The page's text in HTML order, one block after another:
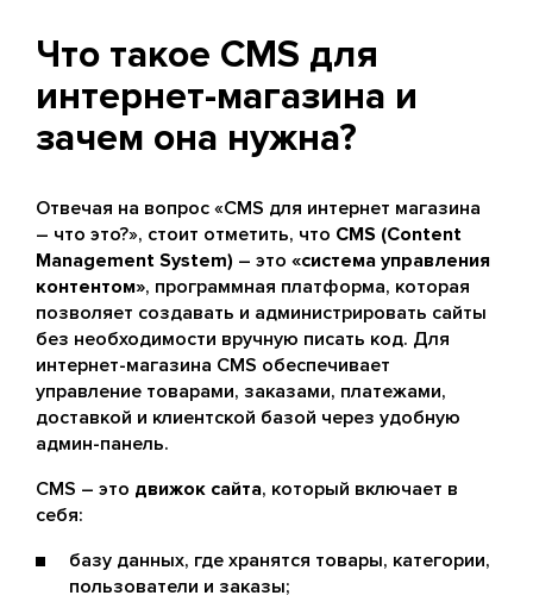
Что такое CMS для
интернет-магазина и
зачем она нужна?
Отвечая на вопрос «CMS для интернет магазина
– что это?», стоит отметить, что CMS (Content
Management System) – это «система управления
контентом», программная платформа, которая
позволяет создавать и администрировать сайты
без необходимости вручную писать код. Для
интернет-магазина CMS обеспечивает
управление товарами, заказами, платежами,
доставкой и клиентской базой через удобную
админ-панель.
CMS – это движок сайта, который включает в
себя:
базу данных, где хранятся товары, категории,
пользователи и заказы;